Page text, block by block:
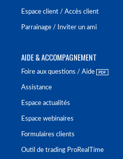
Espace client / Accès client
Parrainage / Inviter un ami
AIDE & ACCOMPAGNEMENT
Foire aux questions / Aide
Assistance
Espace actualités
Espace webinaires
Formulaires clients
Outil de trading ProRealTime